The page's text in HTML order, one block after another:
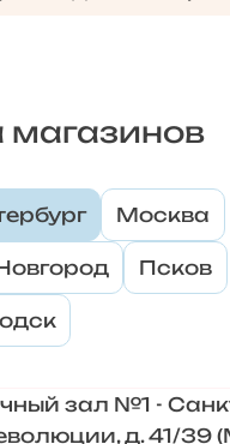
Москва
Псков
зал №1 -
д. 41/39